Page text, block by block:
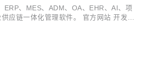
、MES、ADM、OA、EHR、AI、项
应链一体化管理软件。 官方网站 开发文